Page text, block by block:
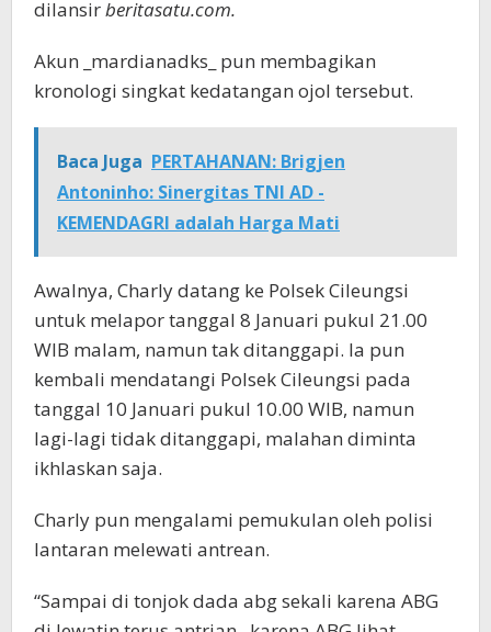
dilansirberitasatu.com.
Akun _mardianadks_ pun membagikan
kronologi singkat kedatangan ojol tersebut.
Baca Juga PERTAHANAN: Brigjen
Antoninho: Sinergitas TNI AD -
KEMENDAGRI adalah Harga Mati
Awalnya, Charly datang ke Polsek Cileungsi
untuk melapor tanggal 8 Januari pukul 21.00
WIB malam, namun tak ditanggapi. Ia pun
kembali mendatangi Polsek Cileungsi pada
tanggal 10 Januari pukul 10.00 WIB, namun
lagi-lagi tidak ditanggapi, malahan diminta
ikhlaskan saja.
Charly pun mengalami pemukulan oleh polisi
lantaran melewati antrean.
“Sampai di tonjok dada abg sekali karena ABG